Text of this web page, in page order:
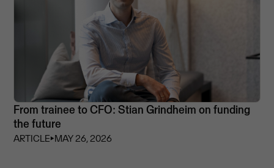
From trainee to CFO: Stian Grindheim on funding
the future
ARTICLE⏵MAY 26, 2026